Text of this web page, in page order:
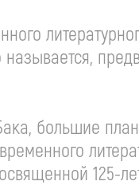
большие
125-